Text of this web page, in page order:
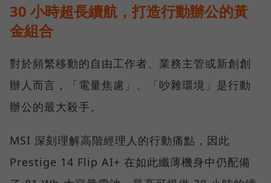
30 小時超長續航，打造行動辦公的黃
金組合
對於頻繁移動的自由工作者、業務主管或新創創
辦人而言，「電量焦慮」、「吵雜環境」是行動
辦公的最大殺手。
MSI 深刻理解高階經理人的行動痛點，因此
Prestige 14 Flip AI+ 在如此纖薄機身中仍配備